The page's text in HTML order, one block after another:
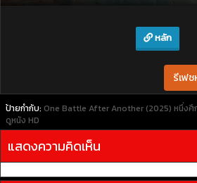
หลัก
รีเฟช
ป้ายกำกับ: One Battle After Another (2025) หนึ่งศึ
ดูหนัง HD
แสดงความคิดเห็น